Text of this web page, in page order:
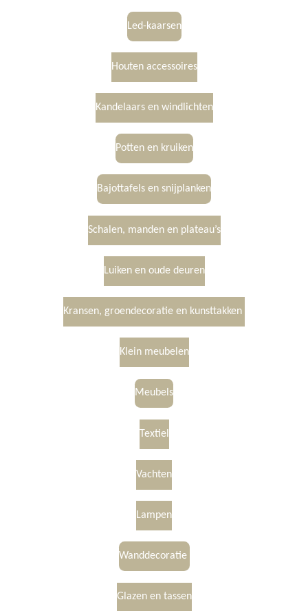
Led-kaarsen
Houten accessoires
Kandelaars en windlichten
Potten en kruiken
Bajottafels en snijplanken
Schalen, manden en plateau’s
Luiken en oude deuren
Kransen, groendecoratie en kunsttakken
Klein meubelen
Meubels
Textiel
Vachten
Lampen
Wanddecoratie
Glazen en tassen